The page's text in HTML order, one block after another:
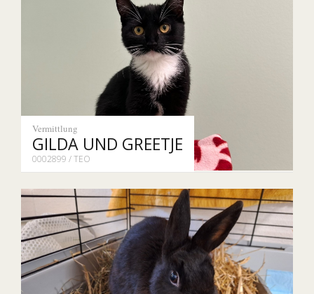
Vermittlung
GILDA UND GREETJE
0002899 / TEO